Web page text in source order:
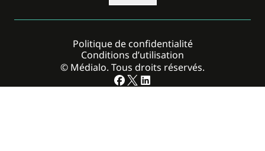
© Médialo. Tous droits réservés.
Politique de confidentialité
Conditions d’utilisation